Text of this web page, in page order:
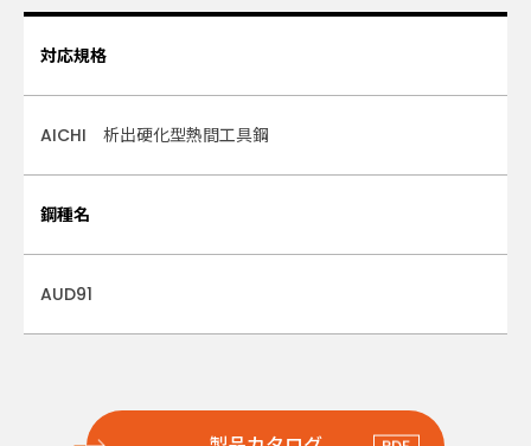
対応規格
AICHI 析出硬化型熱間工具鋼
鋼種名
AUD91